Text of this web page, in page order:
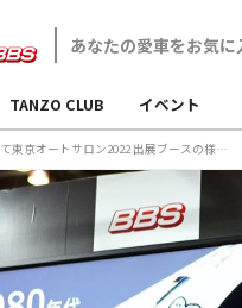
TANZO CLUB イベント
ドライバーWebにて東京オートサロン2022 出展ブースの様子をご紹介いただきました。